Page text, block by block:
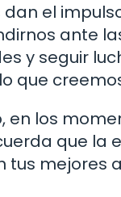
dan el
ante
y seguir
que
en los
que la
tus mejores